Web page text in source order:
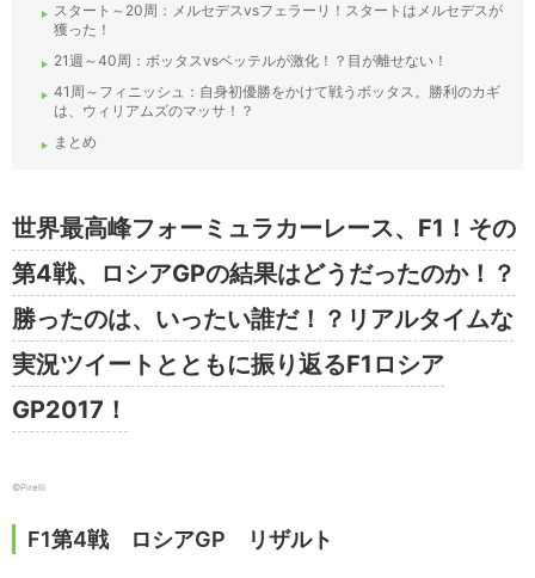
スタート～20周：メルセデスvsフェラーリ！スタートはメルセデスが
獲った！
21週～40周：ボッタスvsベッテルが激化！？目が離せない！
41周～フィニッシュ：自身初優勝をかけて戦うボッタス。勝利のカギ
は、ウィリアムズのマッサ！？
まとめ
世界最高峰フォーミュラカーレース、F1！その
第4戦、ロシアGPの結果はどうだったのか！？
勝ったのは、いったい誰だ！？リアルタイムな
実況ツイートとともに振り返るF1ロシア
GP2017！
©Pirelli
F1第4戦 ロシアGP リザルト